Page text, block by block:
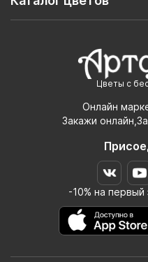
Цветы с
Онлайн
Закажи
-10% на первый